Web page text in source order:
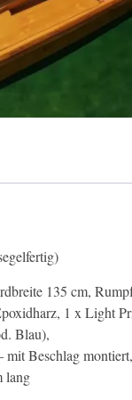
135 cm,
1 x Light
Blau),
mit Beschlag montiert,
lang